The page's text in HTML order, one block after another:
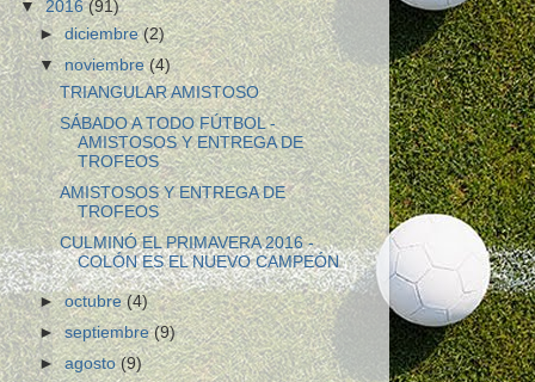
▼ 2016(91)
►diciembre(2)
▼noviembre(4)
TRIANGULAR AMISTOSO
SÁBADO A TODO FÚTBOL -
AMISTOSOS Y ENTREGA DE
TROFEOS
AMISTOSOS Y ENTREGA DE
TROFEOS
CULMINÓ EL PRIMAVERA 2016 -
COLÓN ES EL NUEVO CAMPEÓN
►octubre(4)
►septiembre(9)
►agosto(9)